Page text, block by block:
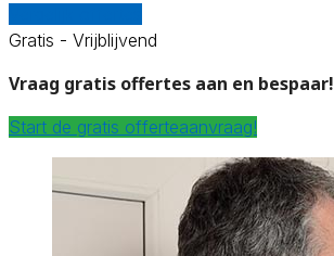
Gratis - Vrijblijvend
Vraag gratis offertes aan en bespaar!
Start de gratis offerteaanvraag!